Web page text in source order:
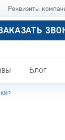
Реквизиты
Блог